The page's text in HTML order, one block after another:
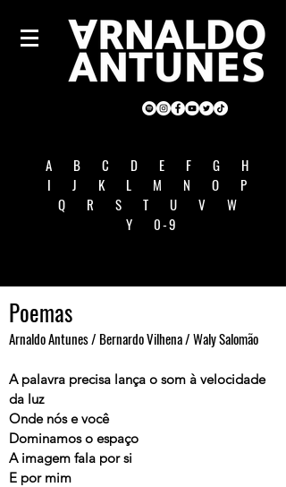
A B C D E F G
H
I
J K L M N O
P
Q
R S T U V
W
Y
0-9
Poemas
Arnaldo Antunes / Bernardo Vilhena / Waly Salomão
A palavra precisa lança o som à velocidade
da luz
Onde nós e você
Dominamos o espaço
A imagem fala por si
E por mim